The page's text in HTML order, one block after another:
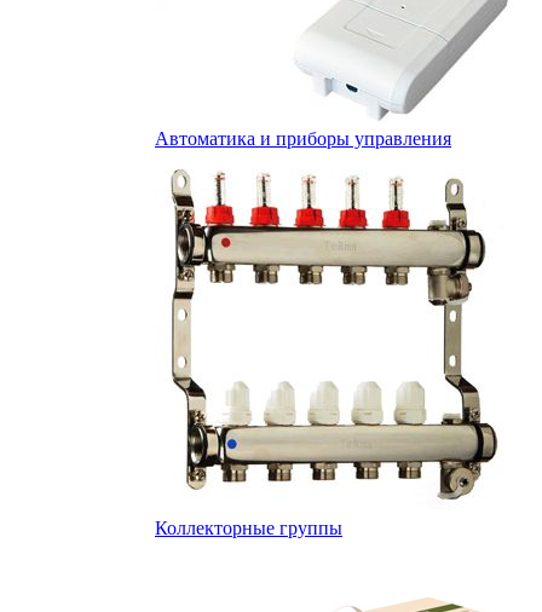
Автоматика и приборы управления
Коллекторные группы